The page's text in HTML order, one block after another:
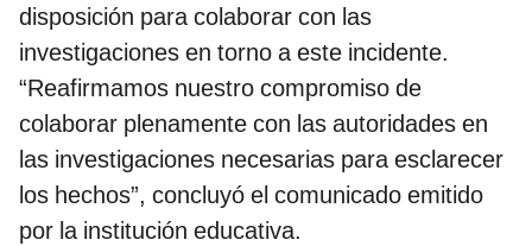
disposición para colaborar con las
investigaciones en torno a este incidente.
“Reafirmamos nuestro compromiso de
colaborar plenamente con las autoridades en
las investigaciones necesarias para esclarecer
los hechos”, concluyó el comunicado emitido
por la institución educativa.